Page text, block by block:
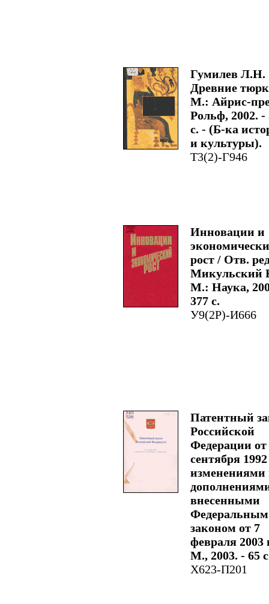
Гумилев Л.Н.
Древние
М.: Айрис-
Рольф, 2002. -
с. - (Б-ка
и культуры).
Т3(2)-Г946
Инновации и
рост / Отв.
Микульский
М.: Наука,
377 с.
У9(2Р)-И666
Патентный
Российской
Федерации от
сентября 1992
изменениями
внесенными
Федеральным
законом от 7
февраля 2003
М., 2003. - 65
Х623-П201